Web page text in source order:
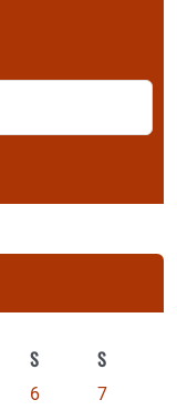
S S
6
7